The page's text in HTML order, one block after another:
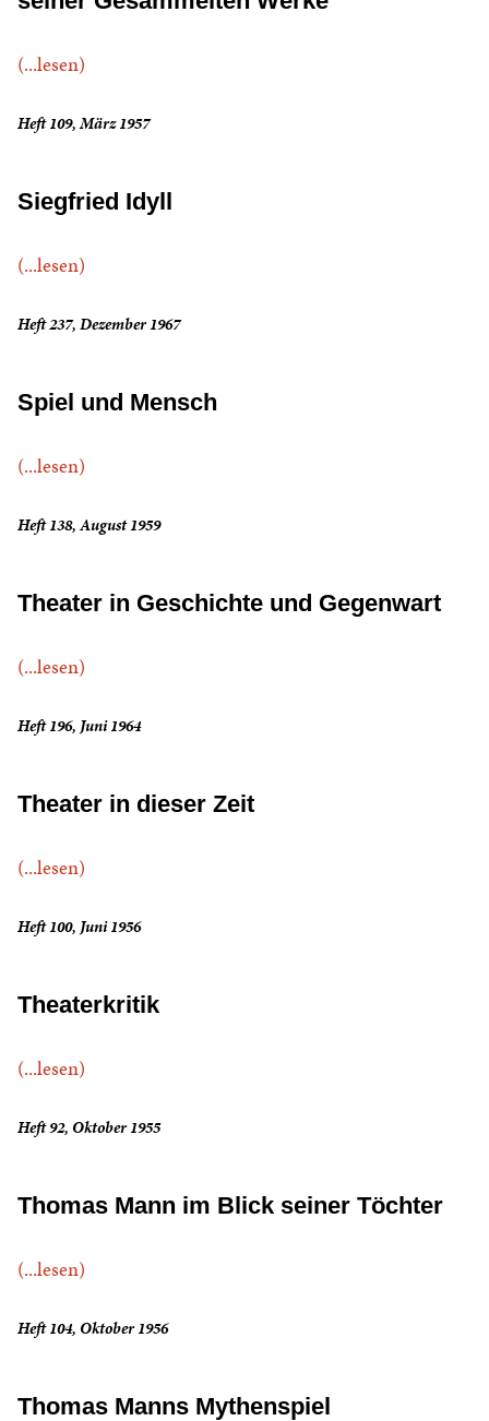
(...lesen)
Heft 109, März 1957
Siegfried Idyll
(...lesen)
Heft 237, Dezember 1967
Spiel und Mensch
(...lesen)
Heft 138, August 1959
Theater in Geschichte und Gegenwart
(...lesen)
Heft 196, Juni 1964
Theater in dieser Zeit
(...lesen)
Heft 100, Juni 1956
Theaterkritik
(...lesen)
Heft 92, Oktober 1955
Thomas Mann im Blick seiner Töchter
(...lesen)
Heft 104, Oktober 1956
Thomas Manns Mythenspiel